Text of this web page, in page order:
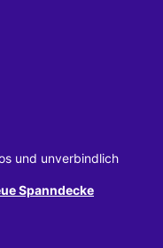
und unverbindlich
Spanndecke